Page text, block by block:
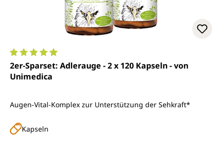
Durchschnittliche Bewertung von 4.9 von 5 Sternen
2er-Sparset: Adlerauge - 2 x 120 Kapseln - von
Unimedica
Augen-Vital-Komplex zur Unterstützung der Sehkraft*
Kapseln